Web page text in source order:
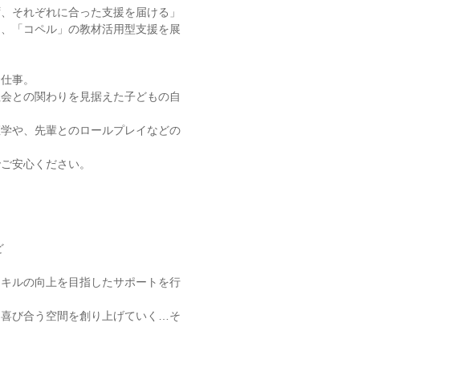
それぞれに合った支援を届ける」
「コペル」の教材活用型支援を展
事。
との関わりを見据えた子どもの自
や、先輩とのロールプレイなどの
安心ください。
ルの向上を目指したサポートを行
び合う空間を創り上げていく…そ